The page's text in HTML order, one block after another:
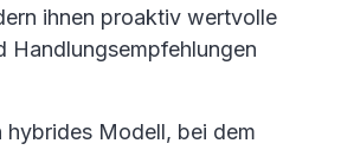
ihnen proaktiv wertvolle
Handlungsempfehlungen
hybrides Modell, bei dem